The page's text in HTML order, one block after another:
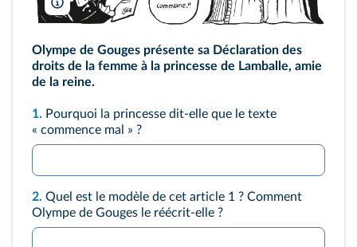
©Casterman
Olympe de Gouges présente sa Déclaration des
droits de la femme à la princesse de Lamballe, amie
de la reine.
1. Pourquoi la princesse dit-elle que le texte
« commence mal » ?
2. Quel est le modèle de cet article 1 ? Comment
Olympe de Gouges le réécrit‑elle ?